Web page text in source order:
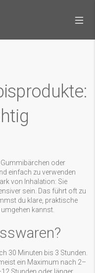
oder
einfach zu verwenden
von Inhalation: Sie
sein. Das führt oft zu
du klare, praktische
kannst.
30 Minuten bis 3 Stunden.
ein Maximum nach 2–